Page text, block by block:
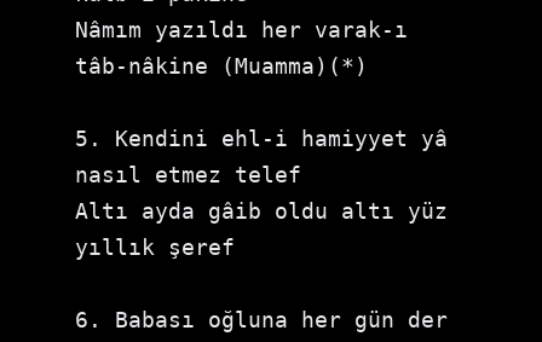
Nâmım yazıldı her varak-ı
tâb-nâkine (Muamma)(*)
5. Kendini ehl-i hamiyyet yâ
nasıl etmez telef
Altı ayda gâib oldu altı yüz
yıllık şeref
6. Babası oğluna her gün der